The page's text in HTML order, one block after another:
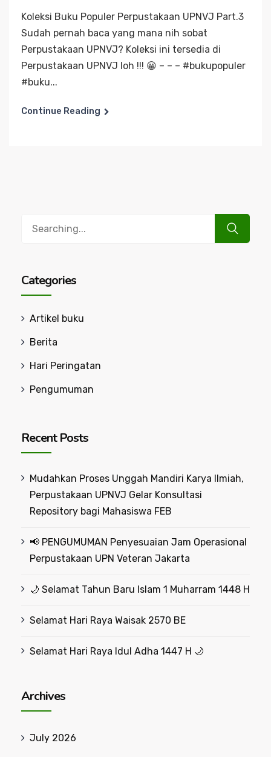
Koleksi Buku Populer Perpustakaan UPNVJ Part.3
Sudah pernah baca yang mana nih sobat
Perpustakaan UPNVJ? Koleksi ini tersedia di
Perpustakaan UPNVJ loh !!! 😀 – – – #bukupopuler
#buku...
Continue Reading
Categories
Artikel buku
Berita
Hari Peringatan
Pengumuman
Recent Posts
Mudahkan Proses Unggah Mandiri Karya Ilmiah,
Perpustakaan UPNVJ Gelar Konsultasi
Repository bagi Mahasiswa FEB
📢 PENGUMUMAN Penyesuaian Jam Operasional
Perpustakaan UPN Veteran Jakarta
🌙 Selamat Tahun Baru Islam 1 Muharram 1448 H
Selamat Hari Raya Waisak 2570 BE
Selamat Hari Raya Idul Adha 1447 H 🌙
Archives
July 2026